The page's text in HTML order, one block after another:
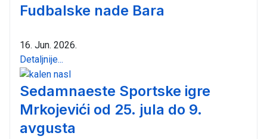
Fudbalske nade Bara
16. Jun. 2026.
Detaljnije...
Sedamnaeste Sportske igre
Mrkojevići od 25. jula do 9.
avgusta